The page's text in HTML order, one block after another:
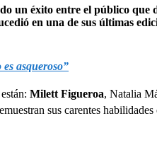
éxito entre el público que
en una de sus últimas
asqueroso”
Milett Figueroa, Natalia
sus carentes